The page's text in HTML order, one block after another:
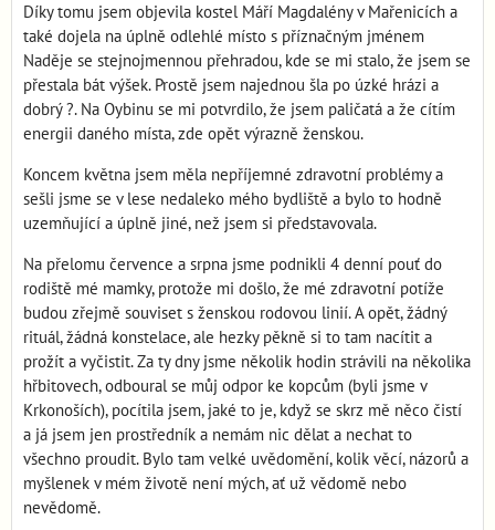
Díky tomu jsem objevila kostel Máří Magdalény v Mařenicích a
také dojela na úplně odlehlé místo s příznačným jménem
Naděje se stejnojmennou přehradou, kde se mi stalo, že jsem se
přestala bát výšek. Prostě jsem najednou šla po úzké hrázi a
dobrý ?. Na Oybinu se mi potvrdilo, že jsem paličatá a že cítím
energii daného místa, zde opět výrazně ženskou.
Koncem května jsem měla nepříjemné zdravotní problémy a
sešli jsme se v lese nedaleko mého bydliště a bylo to hodně
uzemňující a úplně jiné, než jsem si představovala.
Na přelomu července a srpna jsme podnikli 4 denní pouť do
rodiště mé mamky, protože mi došlo, že mé zdravotní potíže
budou zřejmě souviset s ženskou rodovou linií. A opět, žádný
rituál, žádná konstelace, ale hezky pěkně si to tam nacítit a
prožít a vyčistit. Za ty dny jsme několik hodin strávili na několika
hřbitovech, odboural se můj odpor ke kopcům (byli jsme v
Krkonoších), pocítila jsem, jaké to je, když se skrz mě něco čistí
a já jsem jen prostředník a nemám nic dělat a nechat to
všechno proudit. Bylo tam velké uvědomění, kolik věcí, názorů a
myšlenek v mém životě není mých, ať už vědomě nebo
nevědomě.